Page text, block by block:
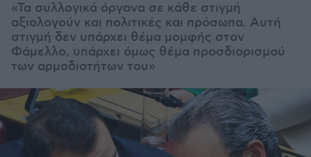
«Τα συλλογικά όργανα σε κάθε στιγμή
αξιολογούν και πολιτικές και πρόσωπα. Αυτή
στιγμή δεν υπάρχει θέμα μομφής στον
Φάμελλο, υπάρχει όμως θέμα προσδιορισμού
των αρμοδιοτήτων του»